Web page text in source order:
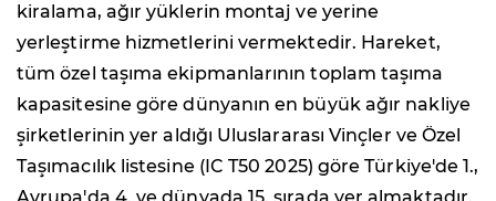
kiralama, ağır yüklerin montaj ve yerine
yerleştirme hizmetlerini vermektedir. Hareket,
tüm özel taşıma ekipmanlarının toplam taşıma
kapasitesine göre dünyanın en büyük ağır nakliye
şirketlerinin yer aldığı Uluslararası Vinçler ve Özel
Taşımacılık listesine (IC T50 2025) göre Türkiye'de 1.,